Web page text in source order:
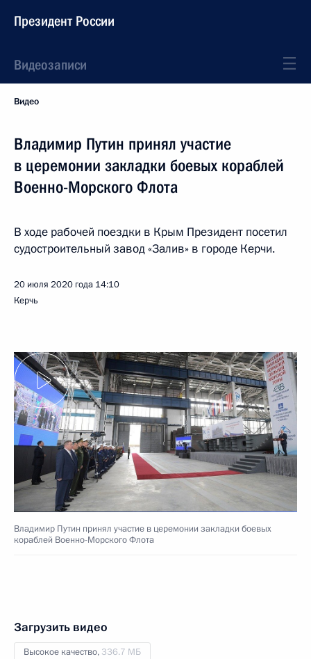
Президент России
Видеозаписи
Видео
Владимир Путин принял участие
в церемонии закладки боевых кораблей
Военно-Морского Флота
В ходе рабочей поездки в Крым Президент посетил
судостроительный завод «Залив» в городе Керчи.
20 июля 2020 года 14:10
Керчь
Владимир Путин принял участие в церемонии закладки боевых
кораблей Военно-Морского Флота
Загрузить видео
Высокое качество, 336.7 МБ